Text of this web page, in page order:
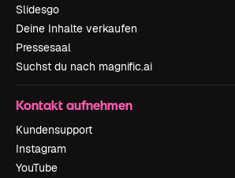
Slidesgo
Deine Inhalte verkaufen
Pressesaal
Suchst du nach magnific.ai
Kontakt aufnehmen
Kundensupport
Instagram
YouTube